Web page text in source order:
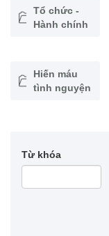
Tổ chức -
Hành chính
Hiến máu
tình nguyện
Từ khóa